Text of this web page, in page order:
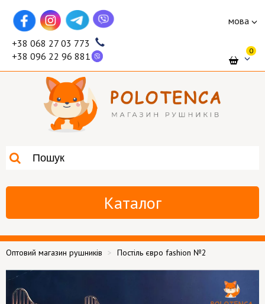
мова
+38 068 27 03 773
+38 096 22 96 881
0
Каталог
Оптовий магазин рушників Постіль євро fashion №2